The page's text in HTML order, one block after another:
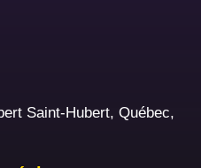
Saint-Hubert, Québec,